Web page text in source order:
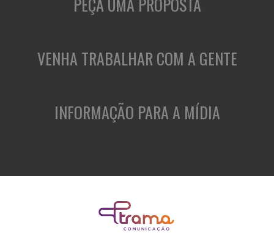
VENHA TRABALHAR COM A GENTE
INFORMAÇÃO PARA A MÍDIA